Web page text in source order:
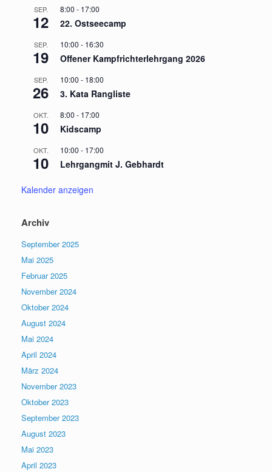
SEP.
12
8:00 - 17:00
22. Ostseecamp
SEP.
19
10:00 - 16:30
Offener Kampfrichterlehrgang 2026
SEP.
26
10:00 - 18:00
3. Kata Rangliste
OKT.
10
8:00 - 17:00
Kidscamp
OKT.
10
10:00 - 17:00
Lehrgangmit J. Gebhardt
Kalender anzeigen
Archiv
September 2025
Mai 2025
Februar 2025
November 2024
Oktober 2024
August 2024
Mai 2024
April 2024
März 2024
November 2023
Oktober 2023
September 2023
August 2023
Mai 2023
April 2023